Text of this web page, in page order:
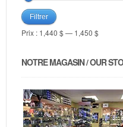
Filtrer
Prix : 1,440 $ — 1,450 $
NOTRE MAGASIN / OUR